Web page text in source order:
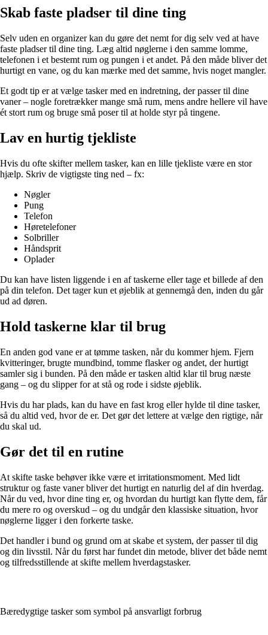
Skab faste pladser til dine ting
Selv uden en organizer kan du gøre det nemt for dig selv ved at have
faste pladser til dine ting. Læg altid nøglerne i den samme lomme,
telefonen i et bestemt rum og pungen i et andet. På den måde bliver det
hurtigt en vane, og du kan mærke med det samme, hvis noget mangler.
Et godt tip er at vælge tasker med en indretning, der passer til dine
vaner – nogle foretrækker mange små rum, mens andre hellere vil have
ét stort rum og bruge små poser til at holde styr på tingene.
Lav en hurtig tjekliste
Hvis du ofte skifter mellem tasker, kan en lille tjekliste være en stor
hjælp. Skriv de vigtigste ting ned – fx:
Nøgler
Pung
Telefon
Høretelefoner
Solbriller
Håndsprit
Oplader
Du kan have listen liggende i en af taskerne eller tage et billede af den
på din telefon. Det tager kun et øjeblik at gennemgå den, inden du går
ud ad døren.
Hold taskerne klar til brug
En anden god vane er at tømme tasken, når du kommer hjem. Fjern
kvitteringer, brugte mundbind, tomme flasker og andet, der hurtigt
samler sig i bunden. På den måde er tasken altid klar til brug næste
gang – og du slipper for at stå og rode i sidste øjeblik.
Hvis du har plads, kan du have en fast krog eller hylde til dine tasker,
så du altid ved, hvor de er. Det gør det lettere at vælge den rigtige, når
du skal ud.
Gør det til en rutine
At skifte taske behøver ikke være et irritationsmoment. Med lidt
struktur og faste vaner bliver det hurtigt en naturlig del af din hverdag.
Når du ved, hvor dine ting er, og hvordan du hurtigt kan flytte dem, får
du mere ro og overskud – og du undgår den klassiske situation, hvor
nøglerne ligger i den forkerte taske.
Det handler i bund og grund om at skabe et system, der passer til dig
og din livsstil. Når du først har fundet din metode, bliver det både nemt
og tilfredsstillende at skifte mellem hverdagstasker.
Bæredygtige tasker som symbol på ansvarligt forbrug